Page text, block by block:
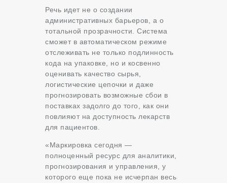
Речь идет не о создании
административных барьеров, а о
тотальной прозрачности. Система
сможет в автоматическом режиме
отслеживать не только подлинность
кода на упаковке, но и косвенно
оценивать качество сырья,
логистические цепочки и даже
прогнозировать возможные сбои в
поставках задолго до того, как они
повлияют на доступность лекарств
для пациентов.
«Маркировка сегодня —
полноценный ресурс для аналитики,
прогнозирования и управления, у
которого еще пока не исчерпан весь